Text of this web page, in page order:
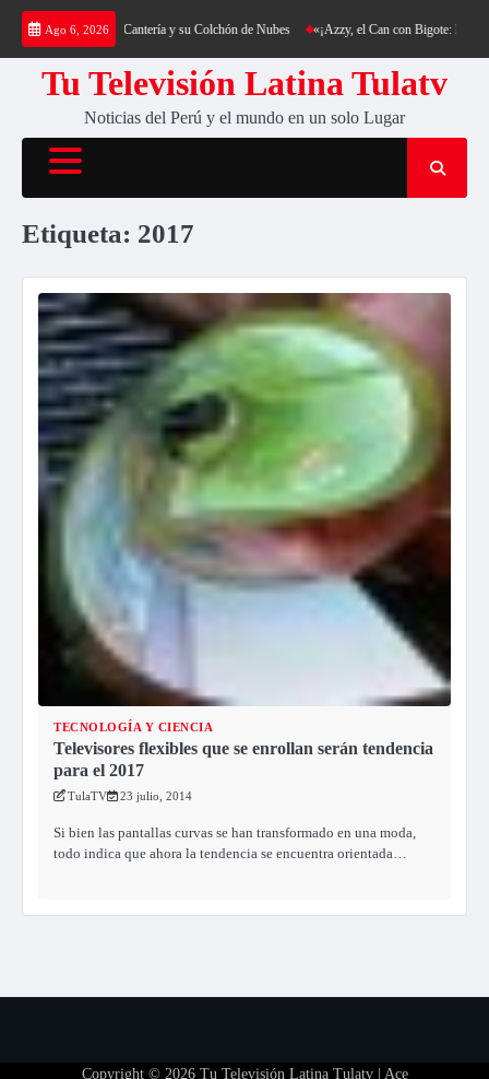
Saltar
contenido
Ago 6, 2026
Trekking al Cerro Cantería y su Colchón de Nubes «¡Azzy, el Can con Bigote: La
Tu Televisión Latina Tulatv
Noticias del Perú y el mundo en un solo Lugar
Etiqueta: 2017
TECNOLOGÍA Y CIENCIA
Televisores flexibles que se enrollan serán tendencia
para el 2017
TulaTV 23 julio, 2014
Si bien las pantallas curvas se han transformado en una moda,
todo indica que ahora la tendencia se encuentra orientada…
Copyright © 2026 Tu Televisión Latina Tulatv| Ace